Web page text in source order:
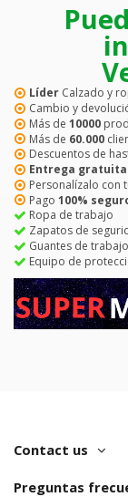
Líder Calzado y
Cambio y
Más de 10000
Más de 60.000
Descuentos de
Entrega gratuita
Personalízalo con
Pago 100%
Ropa de trabajo
Zapatos de
Guantes de trabajo
Equipo de
Contact us
Preguntas